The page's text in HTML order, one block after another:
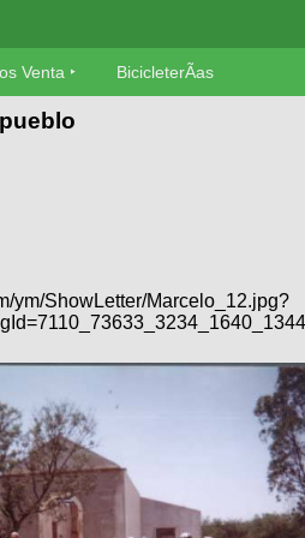
Venta BicicleterÃ­as
ym/ShowLetter/Marcelo_12.jpg?